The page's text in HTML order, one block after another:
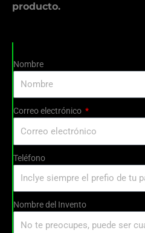
producto.
Nombre
Correo electrónico
Teléfono
Nombre del Invento